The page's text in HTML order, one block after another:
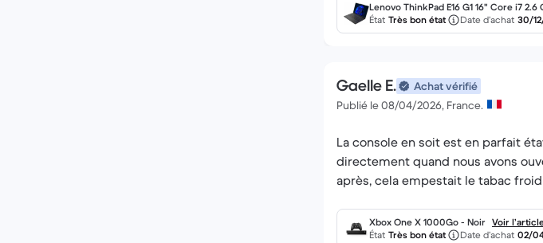
Lenovo ThinkPad E16 G1 16" Core i7 2.6
s
État Très bon état Date d’achat 30/
Gaelle E.
Achat vérifié
Publié le 08/04/2026, France.
La console en soit est en parfait
directement quand nous avons
après, cela empestait le tabac
Xbox One X 1000Go - Noir Voir
État Très bon état Date d’achat 02/